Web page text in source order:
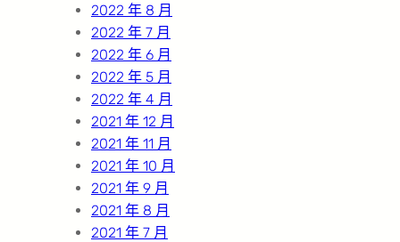
2022 年 8 月
2022 年 7 月
2022 年 6 月
2022 年 5 月
2022 年 4 月
2021 年 12 月
2021 年 11 月
2021 年 10 月
2021 年 9 月
2021 年 8 月
2021 年 7 月